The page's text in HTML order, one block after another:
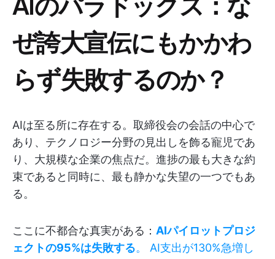
ぜ誇大宣伝にもかかわ
らず失敗するのか？
AIは至る所に存在する。取締役会の会話の中心で
あり、テクノロジー分野の見出しを飾る寵児であ
り、大規模な企業の焦点だ。進捗の最も大きな約
束であると同時に、最も静かな失望の一つでもあ
る。
ここに不都合な真実がある： AIパイロットプロジ
ェクトの95%は失敗する。
AI支出が130%急増し